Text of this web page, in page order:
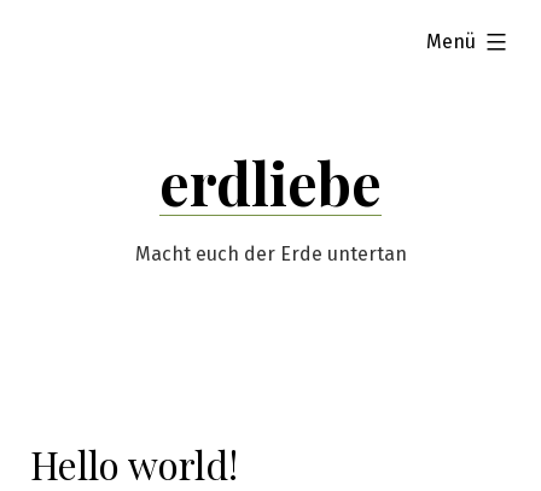
erdliebe
Macht euch der Erde untertan
Menü
aufgeklappt
Hello world!